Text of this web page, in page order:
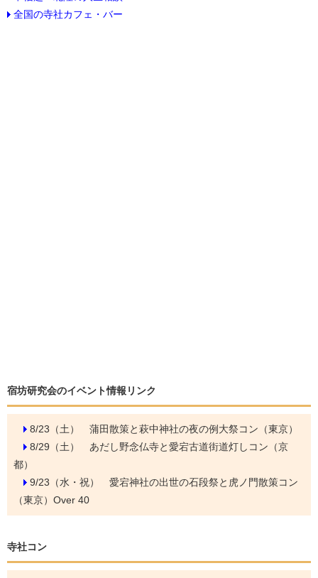
全国の寺社カフェ・バー
宿坊研究会のイベント情報リンク
8/23（土） 蒲田散策と萩中神社の夜の例大祭コン（東京）
8/29（土） あだし野念仏寺と愛宕古道街道灯しコン（京
都）
9/23（水・祝） 愛宕神社の出世の石段祭と虎ノ門散策コン
（東京）Over 40
寺社コン